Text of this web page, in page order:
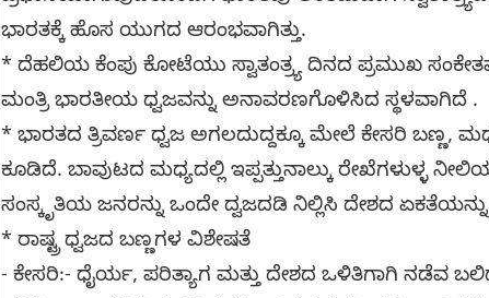
ಭಾರತಕ್ಕೆ ಹೊಸ ಯುಗದ ಆರಂಭವಾಗಿತ್ತು.
* ದೆಹಲಿಯ ಕೆಂಪು ಕೋಟೆಯು ಸ್ವಾತಂತ್ರ್ಯ ದಿನದ ಪ್ರಮುಖ
ಮಂತ್ರಿ ಭಾರತೀಯ ಧ್ವಜವನ್ನು ಅನಾವರಣಗೊಳಿಸಿದ ಸ್ಥಳವಾಗಿದೆ .
* ಭಾರತದ ತ್ರಿವರ್ಣ ಧ್ವಜ ಅಗಲದುದ್ದಕ್ಕೂ ಮೇಲೆ ಕೇಸರಿ ಬಣ್ಣ,
ಕೂಡಿದೆ. ಬಾವುಟದ ಮಧ್ಯದಲ್ಲಿ ಇಪ್ಪತ್ತುನಾಲ್ಕು ರೇಖೆಗಳುಳ್ಳ
ಸಂಸ್ಕೃತಿಯ ಜನರನ್ನು ಒಂದೇ ದ್ವಜದಡಿ ನಿಲ್ಲಿಸಿ ದೇಶದ ಏಕತೆಯನ್ನು
* ರಾಷ್ಟ್ರ ಧ್ವಜದ ಬಣ್ಣಗಳ ವಿಶೇಷತೆ
- ಕೇಸರಿ:- ಧೈರ್ಯ, ಪರಿತ್ಯಾಗ ಮತ್ತು ದೇಶದ ಒಳಿತಿಗಾಗಿ ನಡೆವ